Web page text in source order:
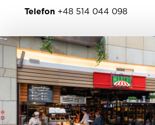
Telefon +48 514 044 098